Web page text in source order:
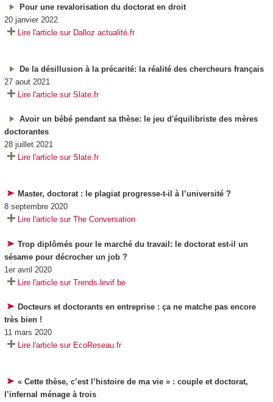
Pour une revalorisation du doctorat en droit
20 janvier 2022
Lire l'article sur Dalloz actualité.fr
De la désillusion à la précarité: la réalité des chercheurs français
27 aout 2021
Lire l'article sur Slate.fr
Avoir un bébé pendant sa thèse: le jeu d'équilibriste des mères
doctorantes
28 juillet 2021
Lire l'article sur Slate.fr
Master, doctorat : le plagiat progresse-t-il à l’université ?
8 septembre 2020
Lire l'article sur The Conversation
Trop diplômés pour le marché du travail: le doctorat est-il un
sésame pour décrocher un job ?
1er avril 2020
Lire l'article sur Trends.levif.be
Docteurs et doctorants en entreprise : ça ne matche pas encore
très bien !
11 mars 2020
Lire l'article sur EcoReseau.fr
« Cette thèse, c’est l’histoire de ma vie » : couple et doctorat,
l’infernal ménage à trois